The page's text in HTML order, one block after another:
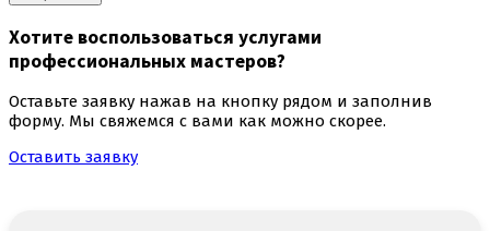
Хотите воспользоваться услугами
профессиональных мастеров?
Оставьте заявку нажав на кнопку рядом и заполнив
форму. Мы свяжемся с вами как можно скорее.
Оставить заявку